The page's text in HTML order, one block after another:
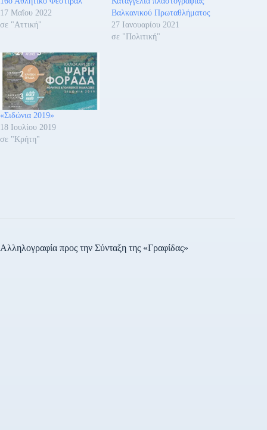
17 Μαΐου 2022
σε "Αττική"
Βαλκανικού Πρωταθλήματος
27 Ιανουαρίου 2021
σε "Πολιτική"
«Σιδώνια 2019»
18 Ιουλίου 2019
σε "Κρήτη"
Αλληλογραφία προς την Σύνταξη της «Γραφίδας»